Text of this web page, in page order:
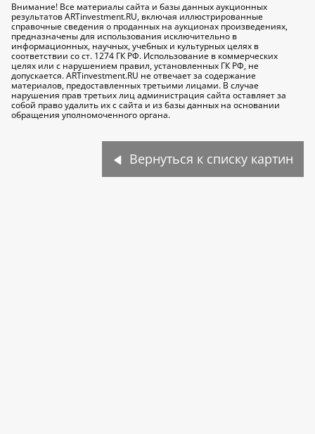
Внимание! Все материалы сайта и базы данных аукционных
результатов ARTinvestment.RU, включая иллюстрированные
справочные сведения о проданных на аукционах произведениях,
предназначены для использования исключительно в
информационных, научных, учебных и культурных целях в
соответствии со ст. 1274 ГК РФ. Использование в коммерческих
целях или с нарушением правил, установленных ГК РФ, не
допускается. ARTinvestment.RU не отвечает за содержание
материалов, предоставленных третьими лицами. В случае
нарушения прав третьих лиц администрация сайта оставляет за
собой право удалить их с сайта и из базы данных на основании
обращения уполномоченного органа.
Вернуться к списку картин